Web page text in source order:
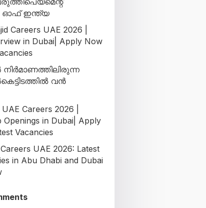
ഇന്ത്യ
Careers UAE 2026 |
in Dubai| Apply Now
വൻ
Careers 2026 |
Openings in Dubai| Apply
Vacancies
UAE 2026: Latest
in Abu Dhabi and Dubai